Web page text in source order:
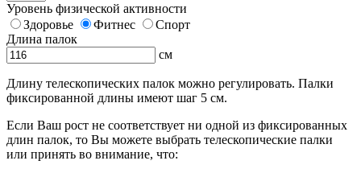
Уровень физической активности
Здоровье
Фитнес
Спорт
Длина палок
см
Длину телескопических палок можно регулировать. Палки
фиксированной длины имеют шаг 5 см.
Если Ваш рост не соответствует ни одной из фиксированных
длин палок, то Вы можете выбрать телескопические палки
или принять во внимание, что: